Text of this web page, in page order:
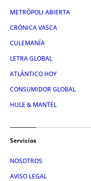
METRÓPOLI ABIERTA
CRÓNICA VASCA
CULEMANÍA
LETRA GLOBAL
ATLÁNTICO HOY
CONSUMIDOR GLOBAL
HULE & MANTEL
Servicios
NOSOTROS
AVISO LEGAL